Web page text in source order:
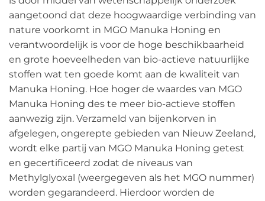
aangetoond dat deze hoogwaardige verbinding van
nature voorkomt in MGO Manuka Honing en
verantwoordelijk is voor de hoge beschikbaarheid
en grote hoeveelheden van bio-actieve natuurlijke
stoffen wat ten goede komt aan de kwaliteit van
Manuka Honing. Hoe hoger de waardes van MGO
Manuka Honing des te meer bio-actieve stoffen
aanwezig zijn. Verzameld van bijenkorven in
afgelegen, ongerepte gebieden van Nieuw Zeeland,
wordt elke partij van MGO Manuka Honing getest
en gecertificeerd zodat de niveaus van
Methylglyoxal (weergegeven als het MGO nummer)
worden gegarandeerd. Hierdoor worden de